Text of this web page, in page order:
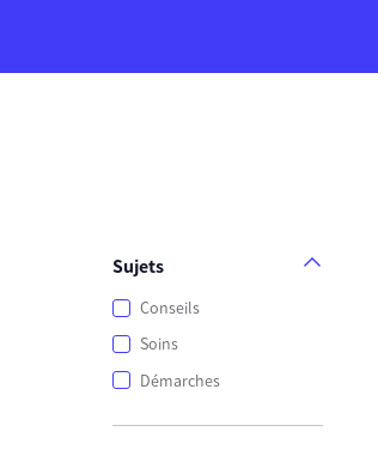
Sujets
Conseils
Soins
Démarches